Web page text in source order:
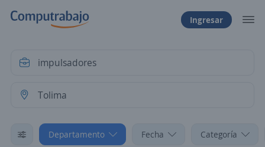
Ingresar
Departamento Fecha Categoría